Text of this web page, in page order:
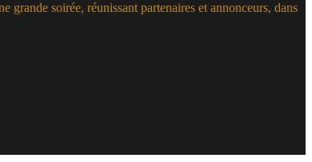
soirée, réunissant partenaires et annonceurs, dans